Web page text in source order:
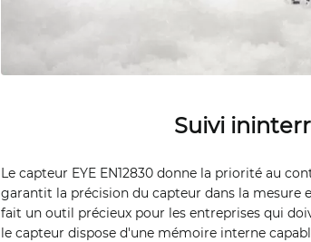
Suivi
Le capteur EYE EN12830 donne la priorité au
garantit la précision du capteur dans la mesure
fait un outil précieux pour les entreprises qui
le capteur dispose d'une mémoire interne